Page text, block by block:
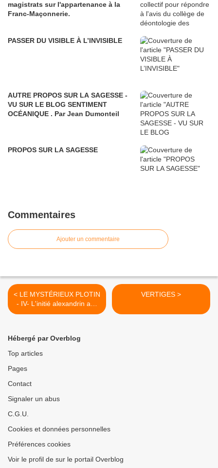
magistrats sur l'appartenance à la
Franc-Maçonnerie.
PASSER DU VISIBLE À L’INVISIBLE
AUTRE PROPOS SUR LA SAGESSE -
VU SUR LE BLOG SENTIMENT
OCÉANIQUE . Par Jean Dumonteil
PROPOS SUR LA SAGESSE
Commentaires
Ajouter un commentaire
< LE MYSTÉRIEUX PLOTIN
- IV- L'initié alexandrin aux
yeux de Lyncée
VERTIGES >
Hébergé par Overblog
Top articles
Pages
Contact
Signaler un abus
C.G.U.
Cookies et données personnelles
Préférences cookies
Voir le profil de sur le portail Overblog